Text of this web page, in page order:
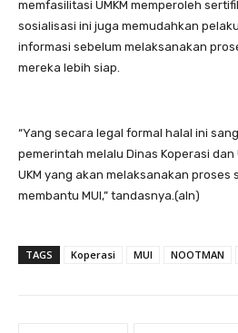
memfasilitasi UMKM memperoleh
sosialisasi ini juga memudahkan
informasi sebelum melaksanakan
mereka lebih siap.
“Yang secara legal formal halal ini
pemerintah melalu Dinas Koperasi dan
UKM yang akan melaksanakan proses
membantu MUI,” tandasnya.(aln)
TAGS Koperasi MUI NOOTMAN